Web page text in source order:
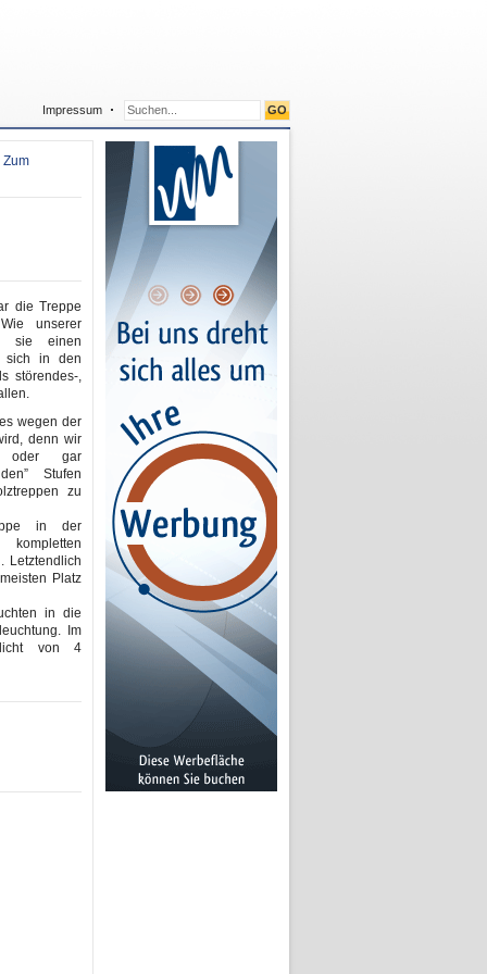
Impressum
Zum
die Treppe
unserer
sie einen
sich in den
störendes-,
wegen der
denn wir
oder gar
Stufen
zu
in der
kompletten
Letztendlich
Platz
in die
Im
von 4